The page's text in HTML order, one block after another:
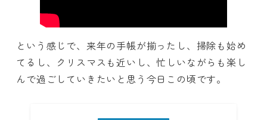
という感じで、来年の手帳が揃ったし、掃除も始め
てるし、クリスマスも近いし、忙しいながらも楽し
んで過ごしていきたいと思う今日この頃です。